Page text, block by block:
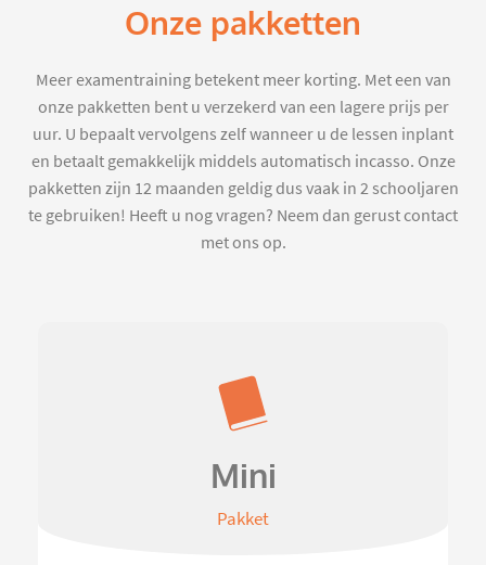
Onze pakketten
Meer examentraining betekent meer korting. Met een van
onze pakketten bent u verzekerd van een lagere prijs per
uur. U bepaalt vervolgens zelf wanneer u de lessen inplant
en betaalt gemakkelijk middels automatisch incasso. Onze
pakketten zijn 12 maanden geldig dus vaak in 2 schooljaren
te gebruiken! Heeft u nog vragen? Neem dan gerust contact
met ons op.
Mini
Pakket